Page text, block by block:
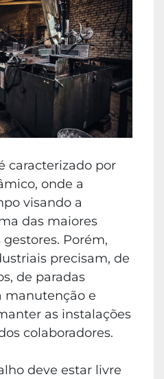
caracterizado por
onde a
visando a
das maiores
Porém,
precisam, de
de paradas
manutenção e
as instalações
colaboradores.
deve estar livre